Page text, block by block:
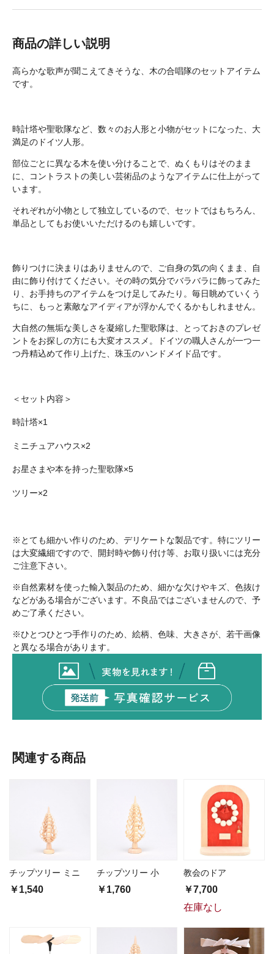
商品の詳しい説明
高らかな歌声が聞こえてきそうな、木の合唱隊のセットアイテム
です。
時計塔や聖歌隊など、数々のお人形と小物がセットになった、大
満足のドイツ人形。
部位ごとに異なる木を使い分けることで、ぬくもりはそのまま
に、コントラストの美しい芸術品のようなアイテムに仕上がって
います。
それぞれが小物として独立しているので、セットではもちろん、
単品としてもお使いいただけるのも嬉しいです。
飾りつけに決まりはありませんので、ご自身の気の向くまま、自
由に飾り付けてください。その時の気分でバラバラに飾ってみた
り、お手持ちのアイテムをつけ足してみたり。毎日眺めていくう
ちに、もっと素敵なアイディアが浮かんでくるかもしれません。
大自然の無垢な美しさを凝縮した聖歌隊は、とっておきのプレゼ
ントをお探しの方にも大変オススメ。ドイツの職人さんが一つ一
つ丹精込めて作り上げた、珠玉のハンドメイド品です。
＜セット内容＞
時計塔×1
ミニチュアハウス×2
お星さまや本を持った聖歌隊×5
ツリー×2
※とても細かい作りのため、デリケートな製品です。特にツリー
は大変繊細ですので、開封時や飾り付け等、お取り扱いには充分
ご注意下さい。
※自然素材を使った輸入製品のため、細かな欠けやキズ、色抜け
などがある場合がございます。不良品ではございませんので、予
めご了承ください。
※ひとつひとつ手作りのため、絵柄、色味、大きさが、若干画像
と異なる場合があります。
関連する商品
チップツリー ミニ
￥1,540
チップツリー 小
￥1,760
教会のドア
￥7,700
在庫なし